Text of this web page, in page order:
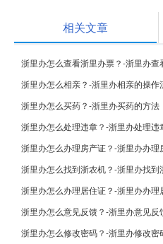
相关文章
浙里办怎么查看浙里办票？-浙里办查
浙里办怎么相亲？-浙里办相亲的操作
浙里办怎么买药？-浙里办买药的方法
浙里办怎么处理违章？-浙里办处理违
浙里办怎么办理房产证？-浙里办办理
浙里办怎么找到浙农机？-浙里办找到
浙里办怎么办理居住证？-浙里办办理
浙里办怎么意见反馈？-浙里办意见反
浙里办怎么修改密码？-浙里办修改密